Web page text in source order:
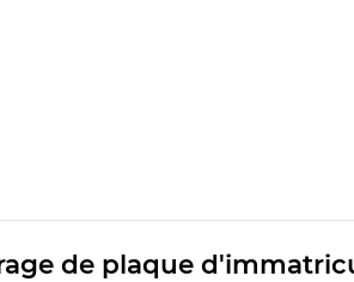
de plaque